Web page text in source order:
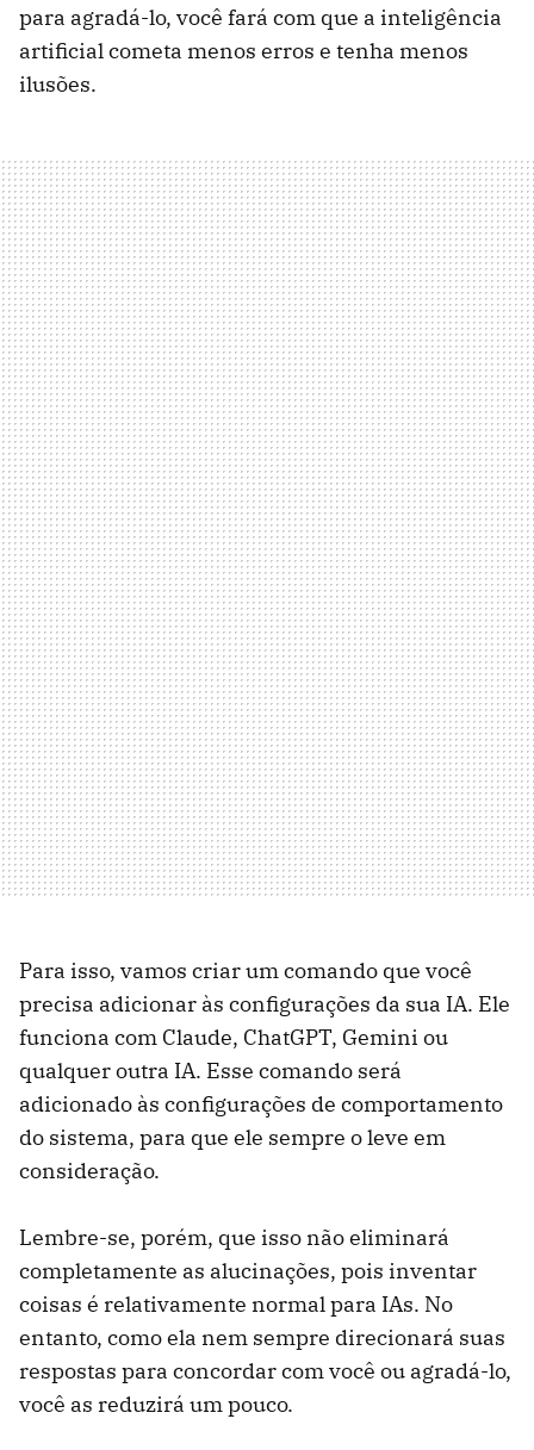
para agradá-lo, você fará com que a inteligência
artificial cometa menos erros e tenha menos
ilusões.
Para isso, vamos criar um comando que você
precisa adicionar às configurações da sua IA. Ele
funciona com Claude, ChatGPT, Gemini ou
qualquer outra IA. Esse comando será
adicionado às configurações de comportamento
do sistema, para que ele sempre o leve em
consideração.
Lembre-se, porém, que isso não eliminará
completamente as alucinações, pois inventar
coisas é relativamente normal para IAs. No
entanto, como ela nem sempre direcionará suas
respostas para concordar com você ou agradá-lo,
você as reduzirá um pouco.